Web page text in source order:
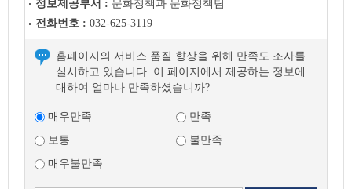
음
글
정보제공부서 : 문화정책과 문화정책팀
전화번호 : 032-625-3119
홈페이지의 서비스 품질 향상을 위해 만족도 조사를
실시하고 있습니다. 이 페이지에서 제공하는 정보에
대하여 얼마나 만족하셨습니까?
매우만족
만족
보통
불만족
매우불만족